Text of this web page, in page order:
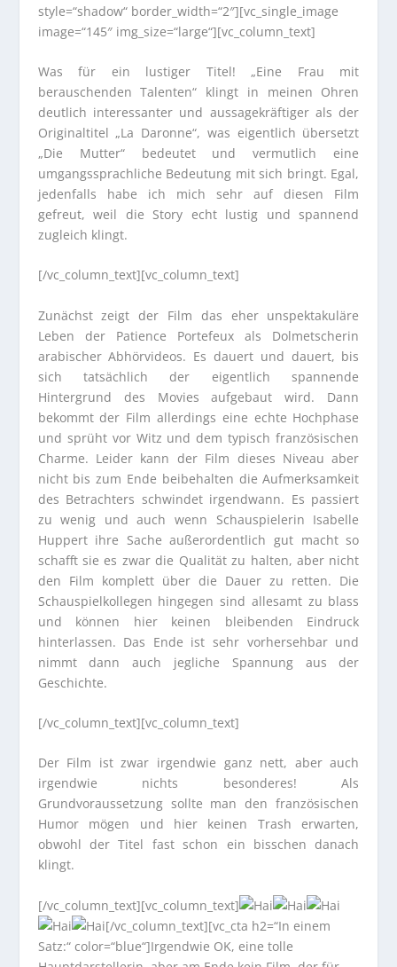
style=“shadow“ border_width=“2″][vc_single_image
image=“145″ img_size=“large“][vc_column_text]
Was für ein lustiger Titel! „Eine Frau mit
berauschenden Talenten“ klingt in meinen Ohren
deutlich interessanter und aussagekräftiger als der
Originaltitel „La Daronne“, was eigentlich übersetzt
„Die Mutter“ bedeutet und vermutlich eine
umgangssprachliche Bedeutung mit sich bringt. Egal,
jedenfalls habe ich mich sehr auf diesen Film
gefreut, weil die Story echt lustig und spannend
zugleich klingt.
[/vc_column_text][vc_column_text]
Zunächst zeigt der Film das eher unspektakuläre
Leben der Patience Portefeux als Dolmetscherin
arabischer Abhörvideos. Es dauert und dauert, bis
sich tatsächlich der eigentlich spannende
Hintergrund des Movies aufgebaut wird. Dann
bekommt der Film allerdings eine echte Hochphase
und sprüht vor Witz und dem typisch französischen
Charme. Leider kann der Film dieses Niveau aber
nicht bis zum Ende beibehalten die Aufmerksamkeit
des Betrachters schwindet irgendwann. Es passiert
zu wenig und auch wenn Schauspielerin Isabelle
Huppert ihre Sache außerordentlich gut macht so
schafft sie es zwar die Qualität zu halten, aber nicht
den Film komplett über die Dauer zu retten. Die
Schauspielkollegen hingegen sind allesamt zu blass
und können hier keinen bleibenden Eindruck
hinterlassen. Das Ende ist sehr vorhersehbar und
nimmt dann auch jegliche Spannung aus der
Geschichte.
[/vc_column_text][vc_column_text]
Der Film ist zwar irgendwie ganz nett, aber auch
irgendwie nichts besonderes! Als
Grundvoraussetzung sollte man den französischen
Humor mögen und hier keinen Trash erwarten,
obwohl der Titel fast schon ein bisschen danach
klingt.
[/vc_column_text][vc_column_text]
[/vc_column_text][vc_cta h2=“In einem
Satz:“ color=“blue“]Irgendwie OK, eine tolle